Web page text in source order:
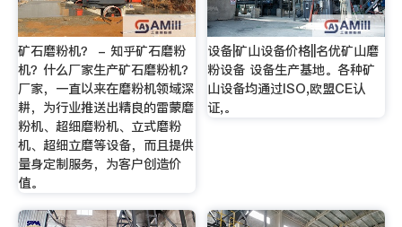
矿石磨粉机？ - 知乎矿石磨粉
机？什么厂家生产矿石磨粉机？
厂家，一直以来在磨粉机领域深
耕，为行业推送出精良的雷蒙磨
粉机、超细磨粉机、立式磨粉
机、超细立磨等设备，而且提供
量身定制服务，为客户创造价
值。
设备|矿山设备价格||名优矿山磨
粉设备 设备生产基地。各种矿
山设备均通过ISO,欧盟CE认
证,。